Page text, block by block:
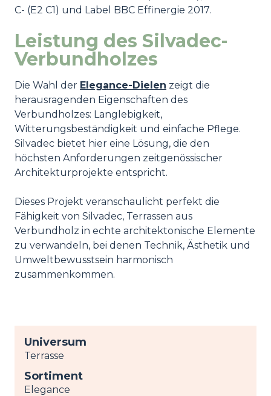
C- (E2 C1) und Label BBC Effinergie 2017.
Leistung des Silvadec-
Verbundholzes
Die Wahl der Elegance-Dielen zeigt die
herausragenden Eigenschaften des
Verbundholzes: Langlebigkeit,
Witterungsbeständigkeit und einfache Pflege.
Silvadec bietet hier eine Lösung, die den
höchsten Anforderungen zeitgenössischer
Architekturprojekte entspricht.
Dieses Projekt veranschaulicht perfekt die
Fähigkeit von Silvadec, Terrassen aus
Verbundholz in echte architektonische Elemente
zu verwandeln, bei denen Technik, Ästhetik und
Umweltbewusstsein harmonisch
zusammenkommen.
Universum
Terrasse
Sortiment
Elegance